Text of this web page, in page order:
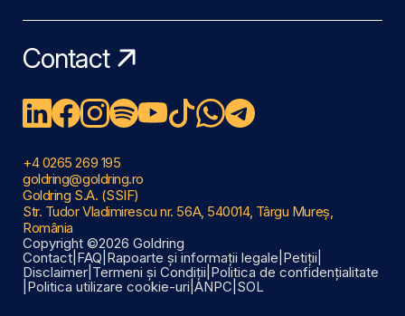
Contact
+4 0265 269 195
goldring@goldring.ro
Goldring S.A. (SSIF)
Str. Tudor Vladimirescu nr. 56A, 540014, Târgu Mureș,
România
Copyright ©2026 Goldring
Contact FAQ Rapoarte și informații legale Petiții
Disclaimer Termeni și Condiții Politica de confidențialitate
Politica utilizare cookie-uri ANPC SOL